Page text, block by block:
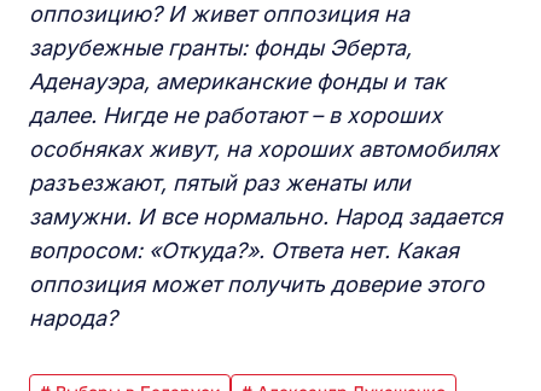
оппозицию? И живет оппозиция на
зарубежные гранты: фонды Эберта,
Аденауэра, американские фонды и так
далее. Нигде не работают – в хороших
особняках живут, на хороших автомобилях
разъезжают, пятый раз женаты или
замужни. И все нормально. Народ задается
вопросом: «Откуда?». Ответа нет. Какая
оппозиция может получить доверие этого
народа?